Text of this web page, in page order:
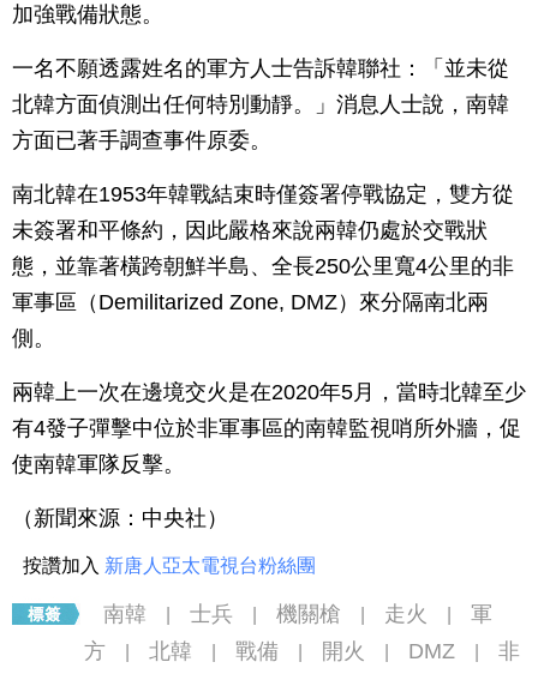
加強戰備狀態。
一名不願透露姓名的軍方人士告訴韓聯社：「並未從
北韓方面偵測出任何特別動靜。」消息人士說，南韓
方面已著手調查事件原委。
南北韓在1953年韓戰結束時僅簽署停戰協定，雙方從
未簽署和平條約，因此嚴格來說兩韓仍處於交戰狀
態，並靠著橫跨朝鮮半島、全長250公里寬4公里的非
軍事區（Demilitarized Zone, DMZ）來分隔南北兩
側。
兩韓上一次在邊境交火是在2020年5月，當時北韓至少
有4發子彈擊中位於非軍事區的南韓監視哨所外牆，促
使南韓軍隊反擊。
（新聞來源：中央社）
按讚加入 新唐人亞太電視台粉絲團
南韓 士兵 機關槍 走火
軍
方
北韓 戰備 開火 DMZ
非